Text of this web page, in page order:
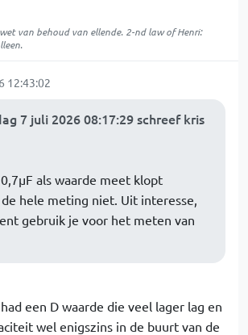
van behoud van ellende. 2-nd law of Henri:
12:43:02
7 juli 2026 08:17:29 schreef kris
als waarde meet klopt
hele meting niet. Uit interesse,
gebruik je voor het meten van
een D waarde die veel lager lag en
wel enigszins in de buurt van de